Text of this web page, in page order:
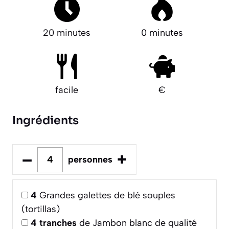
20 minutes 0 minutes
facile €
Ingrédients
– personnes +
4 Grandes galettes de blé souples
(tortillas)
4 tranches de Jambon blanc de qualité